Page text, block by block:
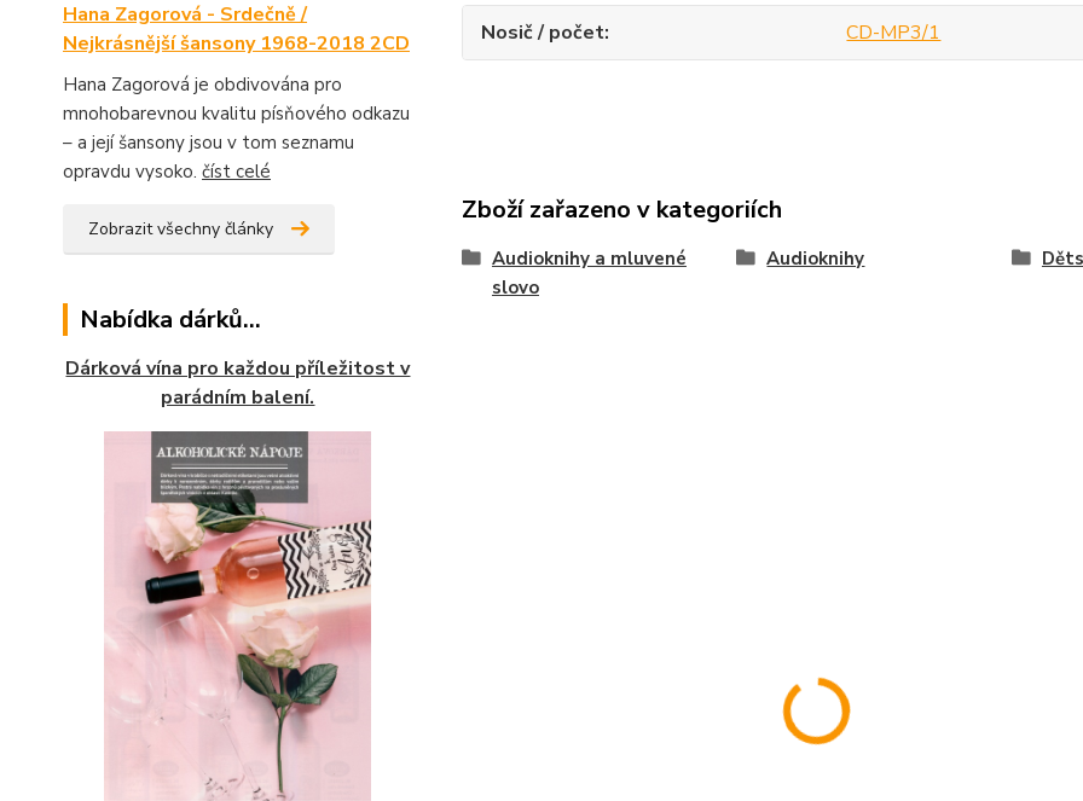
Hana Zagorová - Srdečně /
Nejkrásnější šansony 1968-2018 2CD
Hana Zagorová je obdivována pro
mnohobarevnou kvalitu písňového odkazu
– a její šansony jsou v tom seznamu
opravdu vysoko. číst celé
Zobrazit všechny články
Nabídka dárků...
Dárková vína pro každou příležitost v
parádním balení.
Nosič / počet CD-MP3/1
Zboží zařazeno v kategoriích
Audioknihy a mluvené
slovo
Audioknihy